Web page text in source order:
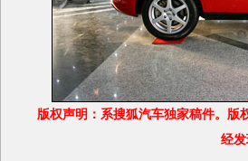
版权声明：系搜狐汽车独家稿件。版
经发